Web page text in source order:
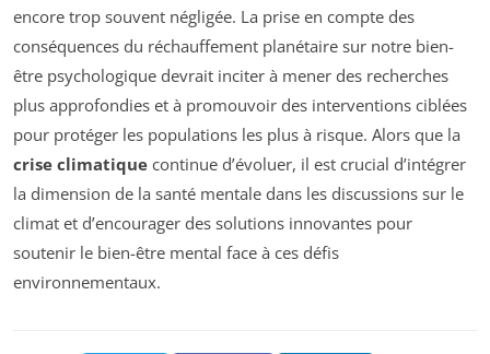
encore trop souvent négligée. La prise en compte des
conséquences du réchauffement planétaire sur notre bien-
être psychologique devrait inciter à mener des recherches
plus approfondies et à promouvoir des interventions ciblées
pour protéger les populations les plus à risque. Alors que la
crise climatique continue d’évoluer, il est crucial d’intégrer
la dimension de la santé mentale dans les discussions sur le
climat et d’encourager des solutions innovantes pour
soutenir le bien-être mental face à ces défis
environnementaux.